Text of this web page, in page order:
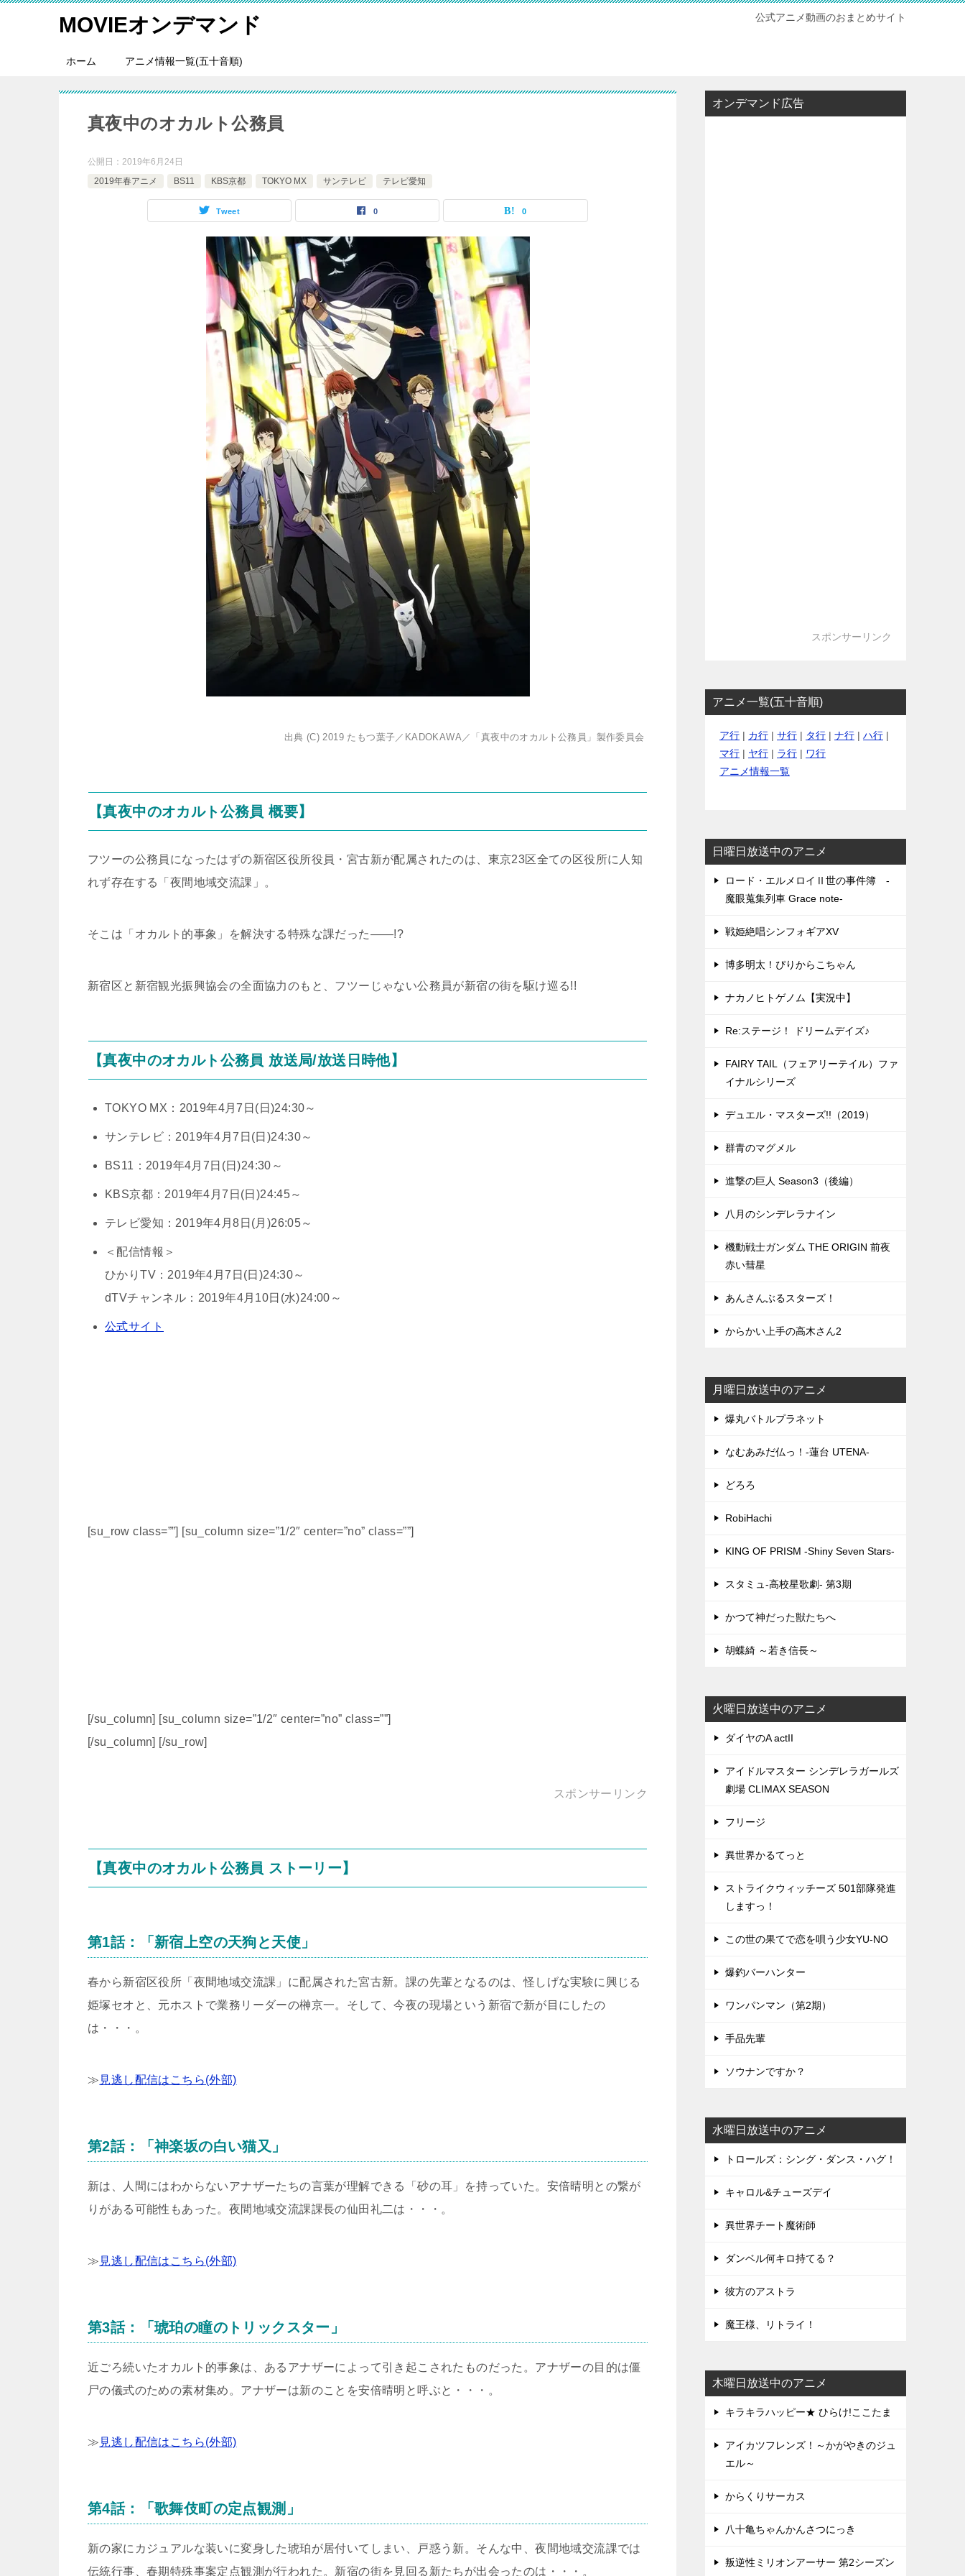
MOVIEオンデマンド 公式アニメ動画のおまとめサイト
ホーム アニメ情報一覧(五十音順)
真夜中のオカルト公務員
公開日： 2019年6月24日
2019年春アニメ
BS11 KBS京都 TOKYO MX サンテレビ テレビ愛知
Tweet 0 0
出典 (C) 2019 たもつ葉子／KADOKAWA／「真夜中のオカルト公務員」製作委員会
【真夜中のオカルト公務員 概要】
フツーの公務員になったはずの新宿区役所役員・宮古新が配属されたのは、東京23区全ての区役所に人知
れず存在する「夜間地域交流課」。
そこは「オカルト的事象」を解決する特殊な課だった――!?
新宿区と新宿観光振興協会の全面協力のもと、フツーじゃない公務員が新宿の街を駆け巡る!!
【真夜中のオカルト公務員 放送局/放送日時他】
TOKYO MX：2019年4月7日(日)24:30～
サンテレビ：2019年4月7日(日)24:30～
BS11：2019年4月7日(日)24:30～
KBS京都：2019年4月7日(日)24:45～
テレビ愛知：2019年4月8日(月)26:05～
＜配信情報＞
ひかりTV：2019年4月7日(日)24:30～
dTVチャンネル：2019年4月10日(水)24:00～
公式サイト
[su_row class=””] [su_column size=”1/2″ center=”no” class=””]
[/su_column] [su_column size=”1/2″ center=”no” class=””]
[/su_column] [/su_row]
スポンサーリンク
【真夜中のオカルト公務員 ストーリー】
第1話：「新宿上空の天狗と天使」
春から新宿区役所「夜間地域交流課」に配属された宮古新。課の先輩となるのは、怪しげな実験に興じる
姫塚セオと、元ホストで業務リーダーの榊京一。そして、今夜の現場という新宿で新が目にしたの
は・・・。
≫ 見逃し配信はこちら(外部)
第2話：「神楽坂の白い猫又」
新は、人間にはわからないアナザーたちの言葉が理解できる「砂の耳」を持っていた。安倍晴明との繋が
りがある可能性もあった。夜間地域交流課課長の仙田礼二は・・・。
≫ 見逃し配信はこちら(外部)
第3話：「琥珀の瞳のトリックスター」
近ごろ続いたオカルト的事象は、あるアナザーによって引き起こされたものだった。アナザーの目的は僵
尸の儀式のための素材集め。アナザーは新のことを安倍晴明と呼ぶと・・・。
≫ 見逃し配信はこちら(外部)
第4話：「歌舞伎町の定点観測」
新の家にカジュアルな装いに変身した琥珀が居付いてしまい、戸惑う新。そんな中、夜間地域交流課では
伝統行事、春期特殊事案定点観測が行われた。新宿の街を見回る新たちが出会ったのは・・・。
オンデマンド広告
スポンサーリンク
アニメ一覧(五十音順)
ア行 | カ行 | サ行 | タ行 | ナ行 | ハ行 |
マ行 | ヤ行 | ラ行 | ワ行
アニメ情報一覧
日曜日放送中のアニメ
ロード・エルメロイⅡ世の事件簿 -
魔眼蒐集列車 Grace note-
戦姫絶唱シンフォギアXV
博多明太！ぴりからこちゃん
ナカノヒトゲノム【実況中】
Re:ステージ！ ドリームデイズ♪
FAIRY TAIL（フェアリーテイル）ファ
イナルシリーズ
デュエル・マスターズ!!（2019）
群青のマグメル
進撃の巨人 Season3（後編）
八月のシンデレラナイン
機動戦士ガンダム THE ORIGIN 前夜
赤い彗星
あんさんぶるスターズ！
からかい上手の高木さん2
月曜日放送中のアニメ
爆丸バトルプラネット
なむあみだ仏っ！-蓮台 UTENA-
どろろ
RobiHachi
KING OF PRISM -Shiny Seven Stars-
スタミュ-高校星歌劇- 第3期
かつて神だった獣たちへ
胡蝶綺 ～若き信長～
火曜日放送中のアニメ
ダイヤのA actII
アイドルマスター シンデレラガールズ
劇場 CLIMAX SEASON
フリージ
異世界かるてっと
ストライクウィッチーズ 501部隊発進
しますっ！
この世の果てで恋を唄う少女YU-NO
爆釣バーハンター
ワンパンマン（第2期）
手品先輩
ソウナンですか？
水曜日放送中のアニメ
トロールズ：シング・ダンス・ハグ！
キャロル&チューズデイ
異世界チート魔術師
ダンベル何キロ持てる？
彼方のアストラ
魔王様、リトライ！
木曜日放送中のアニメ
キラキラハッピー★ ひらけ!ここたま
アイカツフレンズ！～かがやきのジュ
エル～
からくりサーカス
八十亀ちゃんかんさつにっき
叛逆性ミリオンアーサー 第2シーズン